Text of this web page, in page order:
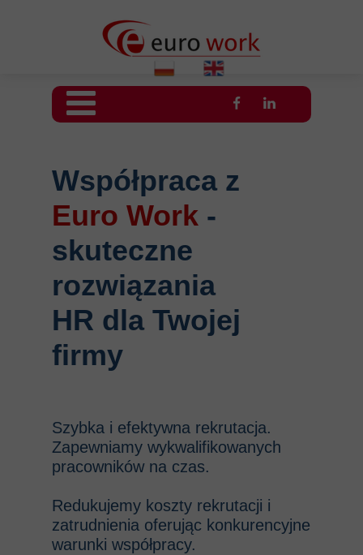
Współpraca z
Euro Work -
skuteczne
rozwiązania
HR dla Twojej
firmy
Szybka i efektywna rekrutacja.
Zapewniamy wykwalifikowanych
pracowników na czas.
Redukujemy koszty rekrutacji i
zatrudnienia oferując konkurencyjne
warunki współpracy.